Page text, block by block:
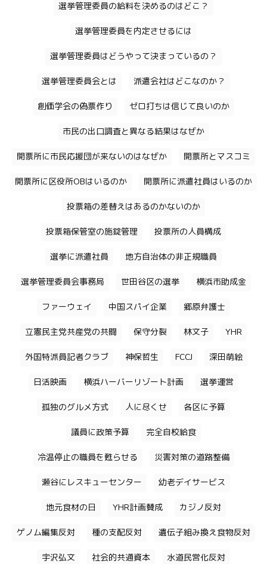
選挙管理委員の給料を決めるのはどこ？
選挙管理委員を内定させるには
選挙管理委員はどうやって決まっているの？
選挙管理委員会とは 派遣会社はどこなのか？
創価学会の偽票作り ゼロ打ちは信じて良いのか
市民の出口調査と異なる結果はなぜか
開票所に市民応援団が来ないのはなぜか 開票所とマスコミ
開票所に区役所OBはいるのか 開票所に派遣社員はいるのか
投票箱の差替えはあるのかないのか
投票箱保管室の施錠管理 投票所の人員構成
選挙に派遣社員 地方自治体の非正規職員
選挙管理委員会事務局 世田谷区の選挙 横浜市助成金
ファーウェイ 中国スパイ企業 郷原弁護士
立憲民主党共産党の共闘 保守分裂 林文子 YHR
外国特派員記者クラブ 神保哲生 FCCJ 深田萌絵
日活映画 横浜ハーバーリゾート計画 選挙運営
孤独のグルメ方式 人に尽くせ 各区に予算
議員に政策予算 完全自校給食
冷温停止の職員を甦らせる 災害対策の道路整備
瀬谷にレスキューセンター 幼老デイサービス
地元食材の日 YHR計画賛成 カジノ反対
ゲノム編集反対 種の支配反対 遺伝子組み換え食物反対
宇沢弘文 社会的共通資本 水道民営化反対